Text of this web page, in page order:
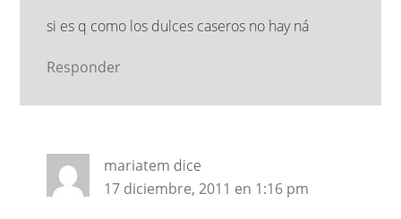
si es q como los dulces caseros no hay ná
Responder
mariatem dice
17 diciembre, 2011 en 1:16 pm